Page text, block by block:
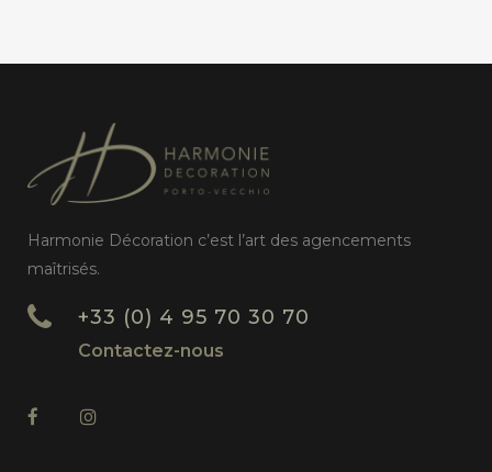
Harmonie Décoration c’est l’art des agencements
maîtrisés.
+33 (0) 4 95 70 30 70
Contactez-nous